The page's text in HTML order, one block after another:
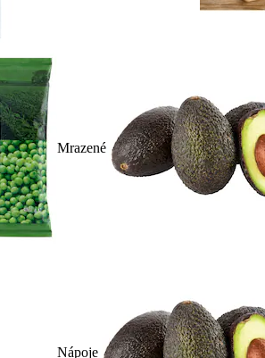
Mrazené
Nápoje